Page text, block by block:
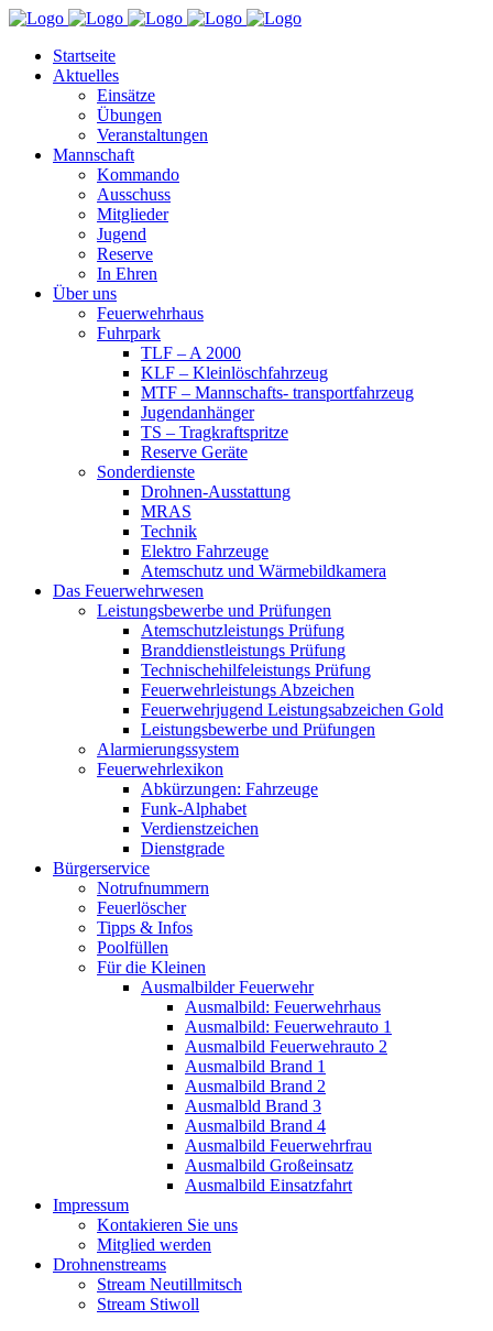
Startseite
Aktuelles
Einsätze
Übungen
Veranstaltungen
Mannschaft
Kommando
Ausschuss
Mitglieder
Jugend
Reserve
In Ehren
Über uns
Feuerwehrhaus
Fuhrpark
TLF – A 2000
KLF – Kleinlöschfahrzeug
MTF – Mannschafts- transportfahrzeug
Jugendanhänger
TS – Tragkraftspritze
Reserve Geräte
Sonderdienste
Drohnen-Ausstattung
MRAS
Technik
Elektro Fahrzeuge
Atemschutz und Wärmebildkamera
Das Feuerwehrwesen
Leistungsbewerbe und Prüfungen
Atemschutzleistungs Prüfung
Branddienstleistungs Prüfung
Technischehilfeleistungs Prüfung
Feuerwehrleistungs Abzeichen
Feuerwehrjugend Leistungsabzeichen Gold
Leistungsbewerbe und Prüfungen
Alarmierungssystem
Feuerwehrlexikon
Abkürzungen: Fahrzeuge
Funk-Alphabet
Verdienstzeichen
Dienstgrade
Bürgerservice
Notrufnummern
Feuerlöscher
Tipps & Infos
Poolfüllen
Für die Kleinen
Ausmalbilder Feuerwehr
Ausmalbild: Feuerwehrhaus
Ausmalbild: Feuerwehrauto 1
Ausmalbild Feuerwehrauto 2
Ausmalbild Brand 1
Ausmalbild Brand 2
Ausmalbld Brand 3
Ausmalbild Brand 4
Ausmalbild Feuerwehrfrau
Ausmalbild Großeinsatz
Ausmalbild Einsatzfahrt
Impressum
Kontakieren Sie uns
Mitglied werden
Drohnenstreams
Stream Neutillmitsch
Stream Stiwoll